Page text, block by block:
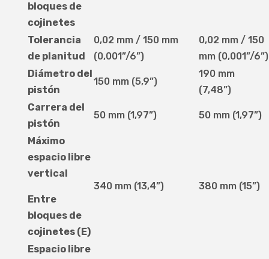
bloques de
cojinetes
Tolerancia
de planitud
0,02 mm / 150 mm
(0,001”/6”)
0,02 mm / 150
mm (0,001”/6”)
Diámetro del
pistón
150 mm (5,9”)
190 mm
(7,48”)
Carrera del
pistón
50 mm (1,97”) 50 mm (1,97”)
Máximo
espacio libre
vertical
Entre
bloques de
cojinetes (E)
340 mm (13,4”) 380 mm (15”)
Espacio libre